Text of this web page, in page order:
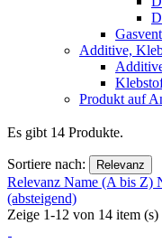
Additive,
Produkt auf
Es gibt 14 Produkte.
Sortiere nach: Relevanz
Relevanz Name (A bis Z)
(absteigend)
Zeige 1-12 von 14 item (s)